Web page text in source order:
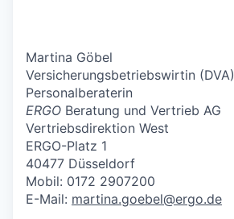
Martina Göbel
Versicherungsbetriebswirtin (DVA)
Personalberaterin
ERGO Beratung und Vertrieb AG
Vertriebsdirektion West
ERGO-Platz 1
40477 Düsseldorf
Mobil: 0172 2907200
E-Mail: martina.goebel@ergo.de